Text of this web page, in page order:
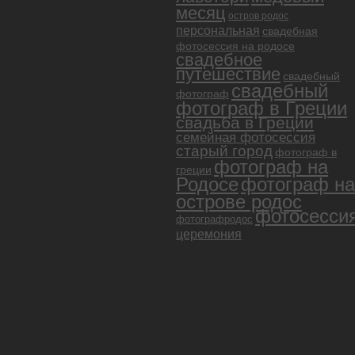
месяц остров родос
персональная свадебная
фотосессия на родосе
свадебное
путешествие свадебный
фотограф свадебный
фотограф в Греции
свадьба в Греции
семейная фотосессия
старый город фотограф в
греции фотограф на
Родосефотограф на
острове родос
фотографродос
церемония